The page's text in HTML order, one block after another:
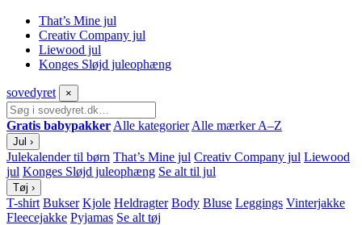
That’s Mine jul
Creativ Company jul
Liewood jul
Konges Sløjd juleophæng
sovedyret ×
Gratis babypakker Alle kategorier Alle mærker A–Z
Jul ›
Julekalender til børn That’s Mine jul Creativ Company jul Liewood
jul Konges Sløjd juleophæng Se alt til jul
Tøj ›
T-shirt Bukser Kjole Heldragter Body Bluse Leggings Vinterjakke
Fleecejakke Pyjamas Se alt tøj